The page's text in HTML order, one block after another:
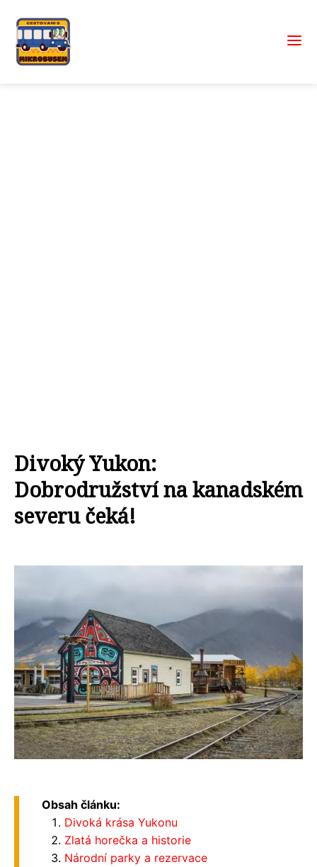
Divoký Yukon:
Dobrodružství na kanadském
severu čeká!
Obsah článku:
Divoká krása Yukonu
Zlatá horečka a historie
Národní parky a rezervace